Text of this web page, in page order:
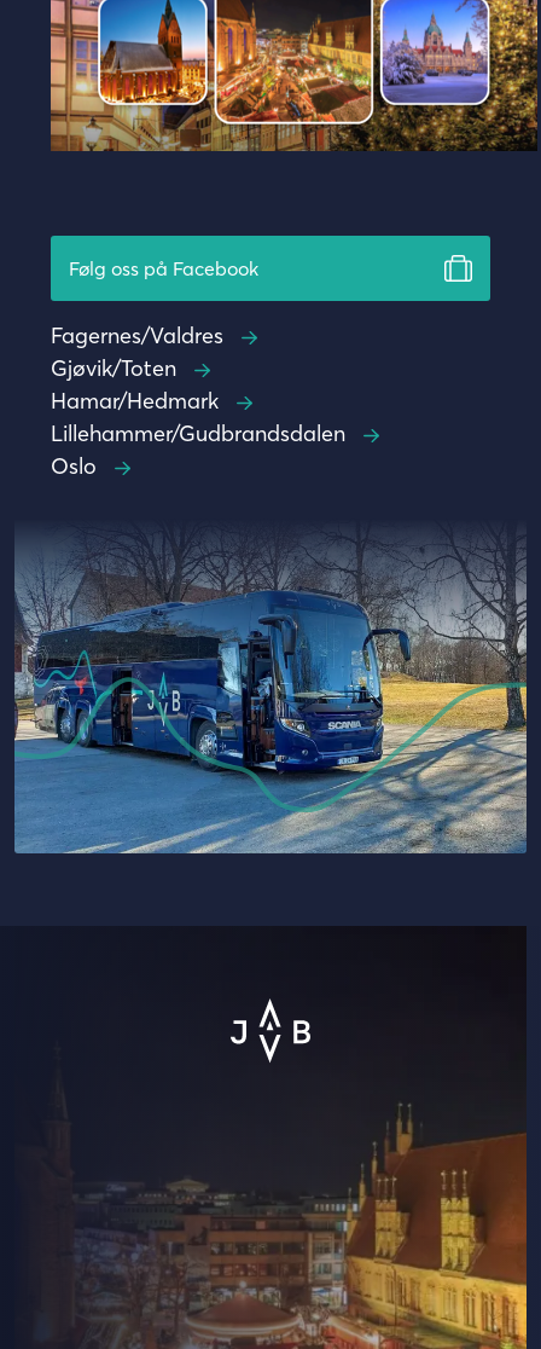
Send og få et uforpliktende tilbud
Følg oss på Facebook
Fagernes/Valdres
Gjøvik/Toten
Hamar/Hedmark
Lillehammer/Gudbrandsdalen
Oslo